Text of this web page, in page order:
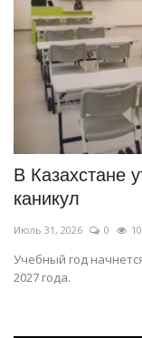
мая
двумя
Июнь 6, 2026 0
Май стал одним
павлодарского